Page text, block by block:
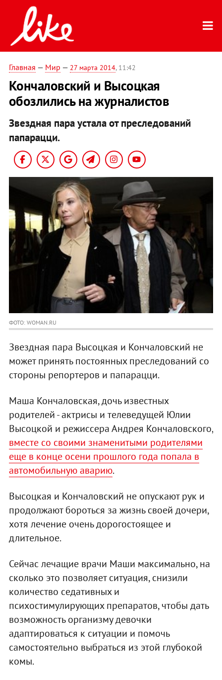
Главная — Мир — 27 марта 2014, 11:42
Кончаловский и Высоцкая
обозлились на журналистов
Звездная пара устала от преследований
папарацци.
ФОТО: WOMAN.RU
Звездная пара Высоцкая и Кончаловский не
может принять постоянных преследований со
стороны репортеров и папарацци.
Маша Кончаловская, дочь известных
родителей - актрисы и телеведущей Юлии
Высоцкой и режиссера Андрея Кончаловского,
вместе со своими знаменитыми родителями
еще в конце осени прошлого года попала в
автомобильную аварию.
Высоцкая и Кончаловский не опускают рук и
продолжают бороться за жизнь своей дочери,
хотя лечение очень дорогостоящее и
длительное.
Сейчас лечащие врачи Маши максимально, на
сколько это позволяет ситуация, снизили
количество седативных и
психостимулирующих препаратов, чтобы дать
возможность организму девочки
адаптироваться к ситуации и помочь
самостоятельно выбраться из этой глубокой
комы.